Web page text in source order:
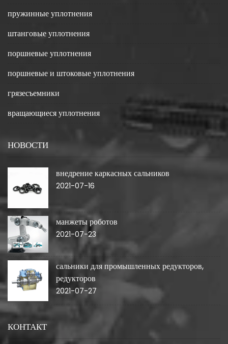
пружинные уплотнения
штанговые уплотнения
поршневые уплотнения
поршневые и штоковые уплотнения
грязесъемники
вращающиеся уплотнения
НОВОСТИ
внедрение каркасных сальников
2021-07-16
манжеты роботов
2021-07-23
сальники для промышленных редукторов,
редукторов
2021-07-27
КОНТАКТ